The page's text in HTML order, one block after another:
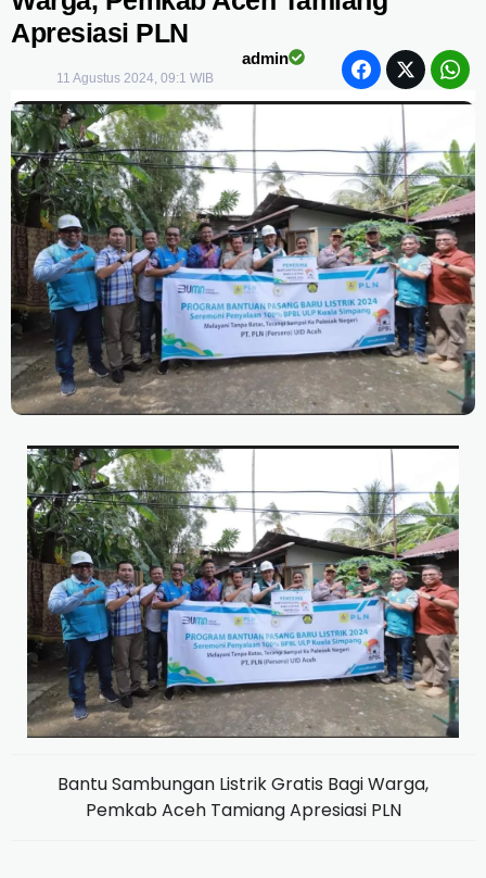
Apresiasi PLN
admin
11 Agustus 2024, 09:1 WIB
Bantu Sambungan Listrik Gratis Bagi Warga,
Pemkab Aceh Tamiang Apresiasi PLN